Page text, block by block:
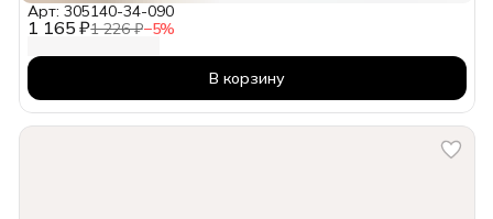
1 165 ₽1 226 ₽−5%
Арт: 305140-34-090
В корзину